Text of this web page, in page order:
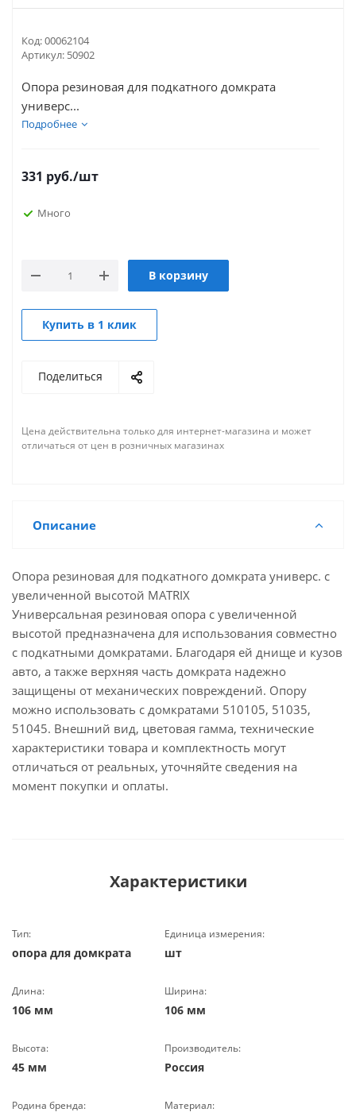
Код:00062104
Артикул: 50902
Опора резиновая для подкатного домкрата
универс...
Подробнее
331 руб./шт
Много
В корзину
Купить в 1 клик
Поделиться
Цена действительна только для интернет-магазина и может
отличаться от цен в розничных магазинах
Описание
Опора резиновая для подкатного домкрата универс. с
увеличенной высотой MATRIX
Универсальная резиновая опора с увеличенной
высотой предназначена для использования совместно
с подкатными домкратами. Благодаря ей днище и кузов
авто, а также верхняя часть домкрата надежно
защищены от механических повреждений. Опору
можно использовать с домкратами 510105, 51035,
51045. Внешний вид, цветовая гамма, технические
характеристики товара и комплектность могут
отличаться от реальных, уточняйте сведения на
момент покупки и оплаты.
Характеристики
Тип:
опора для домкрата
Единица измерения:
шт
Длина:
106 мм
Ширина:
106 мм
Высота:
45 мм
Производитель:
Россия
Родина бренда: Материал: